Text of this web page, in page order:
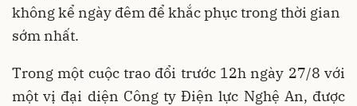
không kể ngày đêm để khắc phục trong thời gian
sớm nhất.
Trong một cuộc trao đổi trước 12h ngày 27/8 với
một vị đại diện Công ty Điện lực Nghệ An, được